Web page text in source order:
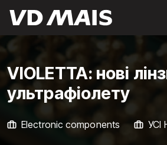
VIOLETTA: нові
ультрафіолету
Electronic components